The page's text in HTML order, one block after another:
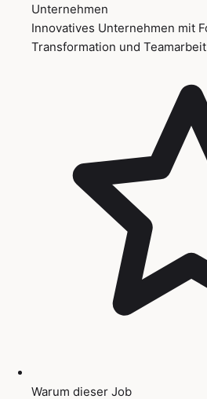
Unternehmen
Innovatives Unternehmen mit
Transformation und
Warum dieser Job